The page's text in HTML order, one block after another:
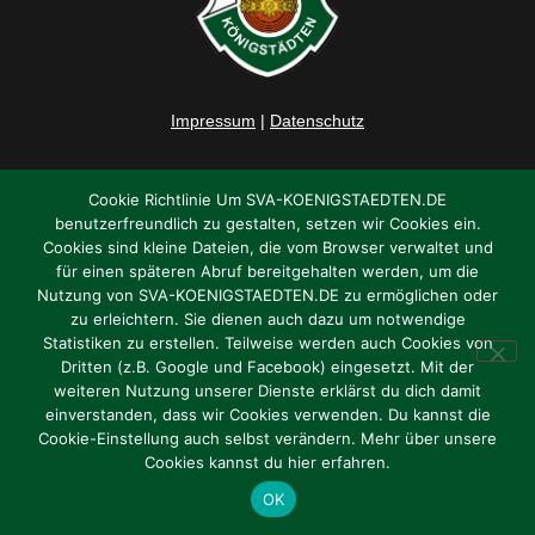
Impressum | Datenschutz
Cookie Richtlinie Um SVA-KOENIGSTAEDTEN.DE
benutzerfreundlich zu gestalten, setzen wir Cookies ein.
Cookies sind kleine Dateien, die vom Browser verwaltet und
für einen späteren Abruf bereitgehalten werden, um die
Nutzung von SVA-KOENIGSTAEDTEN.DE zu ermöglichen oder
zu erleichtern. Sie dienen auch dazu um notwendige
Statistiken zu erstellen. Teilweise werden auch Cookies von
Dritten (z.B. Google und Facebook) eingesetzt. Mit der
weiteren Nutzung unserer Dienste erklärst du dich damit
einverstanden, dass wir Cookies verwenden. Du kannst die
Cookie-Einstellung auch selbst verändern. Mehr über unsere
Cookies kannst du hier erfahren.
OK